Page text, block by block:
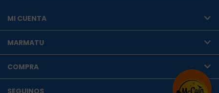
MI CUENTA
MARMATU
COMPRA